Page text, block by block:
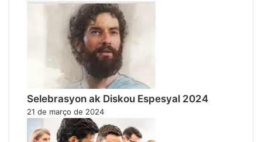
Selebrasyon ak Diskou Espesyal 2024
21 de março de 2024